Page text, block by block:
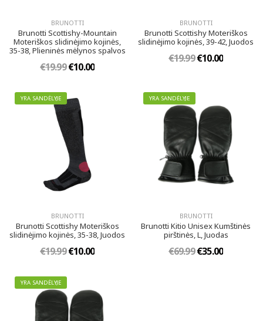
BRUNOTTI
Brunotti Scottishy-Mountain
Moteriškos slidinėjimo kojinės,
35-38, Plieninės mėlynos spalvos
€19.99€10.00
BRUNOTTI
Brunotti Scottishy Moteriškos
slidinėjimo kojinės, 39-42, Juodos
€19.99€10.00
YRA SANDĖLYJE
BRUNOTTI
Brunotti Scottishy Moteriškos
slidinėjimo kojinės, 35-38, Juodos
€19.99€10.00
YRA SANDĖLYJE
BRUNOTTI
Brunotti Kitio Unisex Kumštinės
pirštinės, L, Juodas
€69.99€35.00
YRA SANDĖLYJE